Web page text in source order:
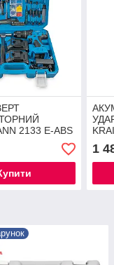
2133 E-ABS
®
І
1